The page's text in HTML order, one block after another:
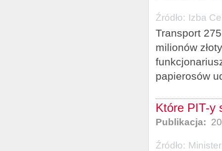
Źródło: Izba
Transport
milionów
papierosów
Które PIT-y
Publikacja:
Źródło: